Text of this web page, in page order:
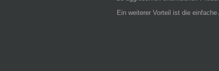
Ein weiterer Vorteil ist die